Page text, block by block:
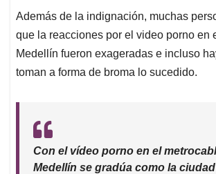
Además de la indignación, muchas
que la reacciones por el video porno en
Medellín fueron exageradas e incluso
toman a forma de broma lo sucedido.
Con el vídeo porno en el
Medellín se gradúa como la